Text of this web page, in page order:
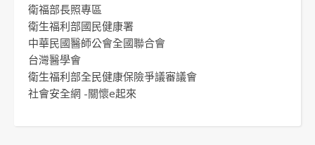
衛福部長照專區
衛生福利部國民健康署
中華民國醫師公會全國聯合會
台灣醫學會
衛生福利部全民健康保險爭議審議會
社會安全網 -關懷e起來